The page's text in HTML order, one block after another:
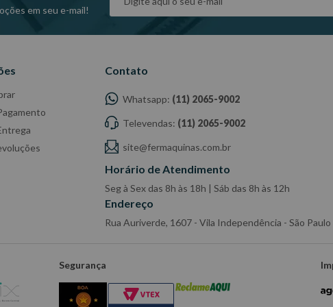
em seu e-mail!
Contato
Whatsapp: (11) 2065-9002
Televendas: (11) 2065-9002
site@fermaquinas.com.br
Horário de Atendimento
Seg à Sex das 8h às 18h | Sáb das 8h às 12h
Endereço
Rua Auriverde, 1607 - Vila Independência - São
Segurança